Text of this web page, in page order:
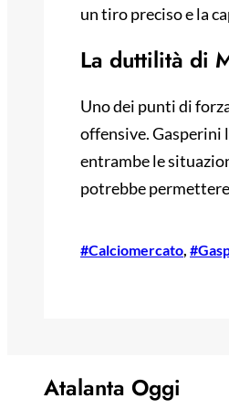
un tiro preciso e la
La duttilità di
Uno dei punti di
offensive. Gasperini
entrambe le
potrebbe
#Calciomercato,
Atalanta Oggi